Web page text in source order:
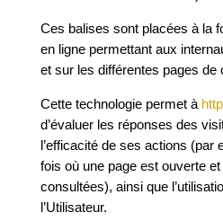
Ces balises sont placées à la
en ligne permettant aux
et sur les différentes pages de
Cette technologie permet à
d’évaluer les réponses des
l’efficacité de ses actions (par
fois où une page est ouverte
consultées), ainsi que
l’Utilisateur.